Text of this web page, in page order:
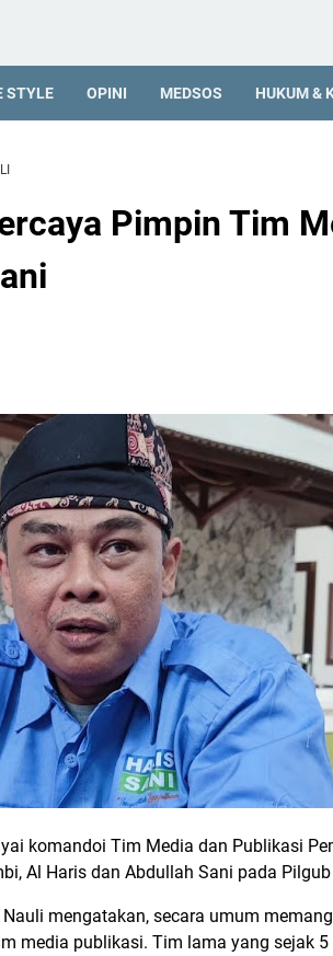
STYLE OPINI MEDSOS HUKUM &
Pimpin Tim
komandoi Tim Media dan Publikasi
Al Haris dan Abdullah Sani pada
mengatakan, secara umum
media publikasi. Tim lama yang sejak